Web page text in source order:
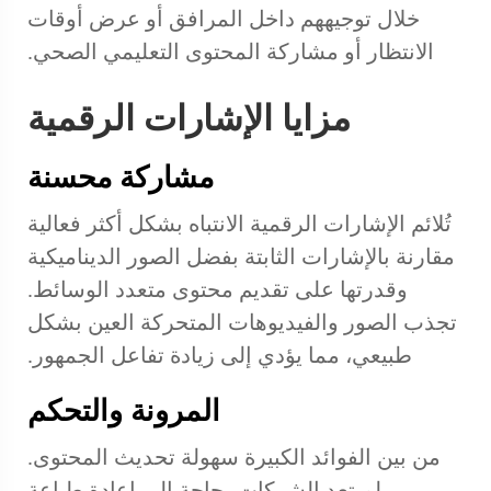
خلال توجيههم داخل المرافق أو عرض أوقات
الانتظار أو مشاركة المحتوى التعليمي الصحي.
مزايا الإشارات الرقمية
مشاركة محسنة
تُلائم الإشارات الرقمية الانتباه بشكل أكثر فعالية
مقارنة بالإشارات الثابتة بفضل الصور الديناميكية
وقدرتها على تقديم محتوى متعدد الوسائط.
تجذب الصور والفيديوهات المتحركة العين بشكل
طبيعي، مما يؤدي إلى زيادة تفاعل الجمهور.
المرونة والتحكم
من بين الفوائد الكبيرة سهولة تحديث المحتوى.